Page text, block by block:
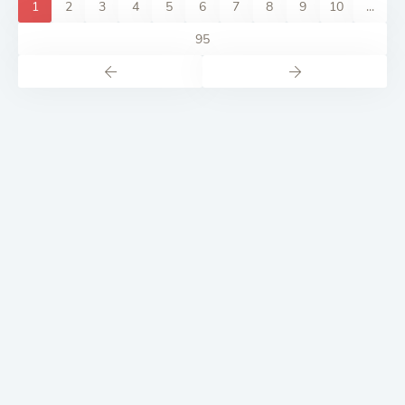
1 2 3 4 5 6 7 8 9 10
...
95